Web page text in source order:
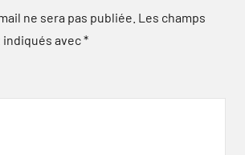
ne sera pas publiée. Les champs
avec*